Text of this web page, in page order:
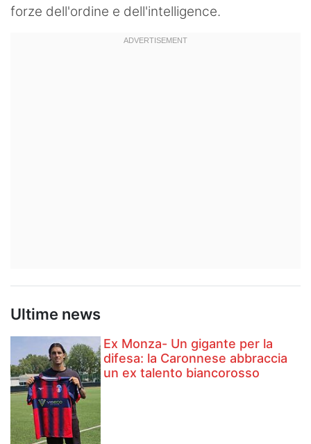
forze dell'ordine e dell'intelligence.
Ultime news
Ex Monza- Un gigante per la
difesa: la Caronnese abbraccia
un ex talento biancorosso